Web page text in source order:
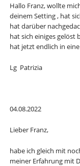
Hallo Franz, wollte
deinem Setting , hat
hat darüber
hat sich einiges gelöst
hat jetzt endlich in
Lg Patrizia
04.08.2022
Lieber Franz,
habe ich gleich mit
meiner Erfahrung mit